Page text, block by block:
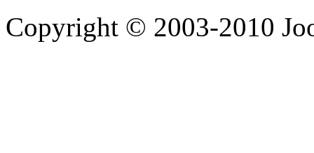
Copyright © 2003-2010